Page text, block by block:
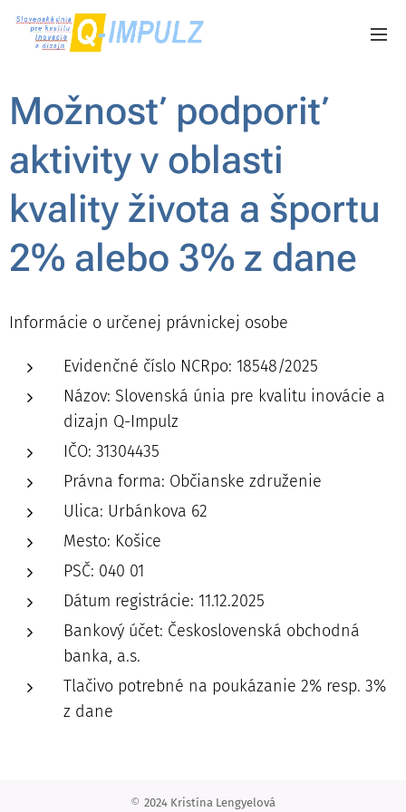
Možnosť podporiť
aktivity v oblasti
kvality života a športu
2% alebo 3% z dane
Informácie o určenej právnickej osobe
Evidenčné číslo NCRpo: 18548/2025
Názov: Slovenská únia pre kvalitu inovácie a
dizajn Q-Impulz
IČO: 31304435
Právna forma: Občianske združenie
Ulica: Urbánkova 62
Mesto: Košice
PSČ: 040 01
Dátum registrácie: 11.12.2025
Bankový účet: Československá obchodná
banka, a.s.
Tlačivo potrebné na poukázanie 2% resp. 3%
z dane
© 2024 Kristína Lengyelová